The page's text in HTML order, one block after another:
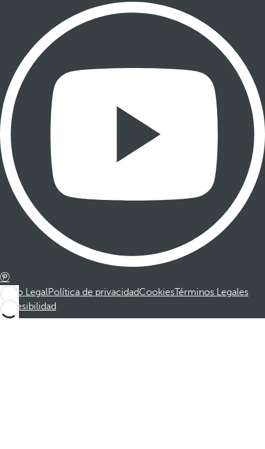
Aviso LegalPolítica de privacidadCookiesTérminos Legales
Accesibilidad